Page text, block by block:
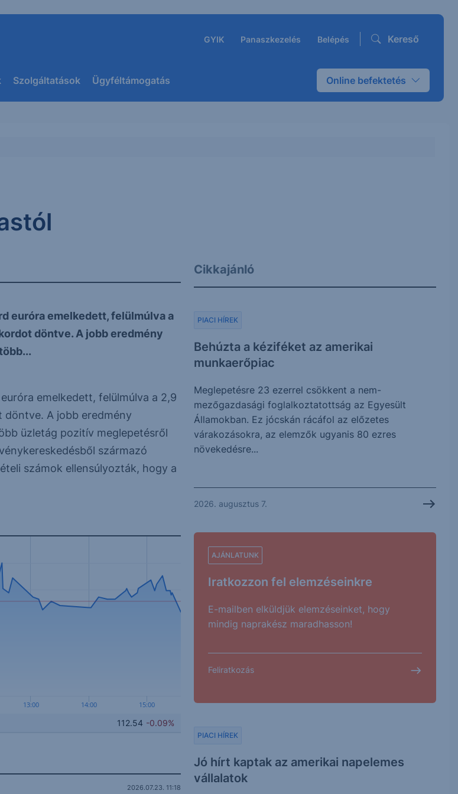
GYIK Panaszkezelés Belépés Kereső
Szolgáltatások Ügyféltámogatás Online befektetés
euróra emelkedett, felülmúlva a
döntve. A jobb eredmény
emelkedett, felülmúlva a 2,9
döntve. A jobb eredmény
üzletág pozitív meglepetésről
származó
számok ellensúlyozták, hogy a
13:00 14:00 15:00
112.54 -0.09%
2026.07.23. 11:18
Cikkajánló
Behúzta a kéziféket az amerikai
munkaerőpiac
PIACI HÍREK
Meglepetésre 23 ezerrel csökkent a nem-
mezőgazdasági foglalkoztatottság az Egyesült
Államokban. Ez jócskán rácáfol az előzetes
várakozásokra, az elemzők ugyanis 80 ezres
növekedésre...
2026. augusztus 7.
AJÁNLATUNK
Iratkozzon fel elemzéseinkre
E-mailben elküldjük elemzéseinket, hogy
mindig naprakész maradhasson!
Feliratkozás
Jó hírt kaptak az amerikai napelemes
vállalatok
PIACI HÍREK